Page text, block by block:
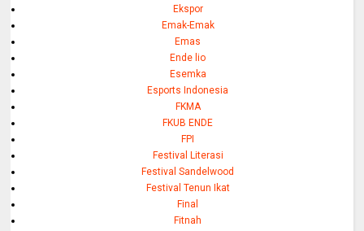
Ekspor
Emak-Emak
Emas
Ende lio
Esemka
Esports Indonesia
FKMA
FKUB ENDE
FPI
Festival Literasi
Festival Sandelwood
Festival Tenun Ikat
Final
Fitnah